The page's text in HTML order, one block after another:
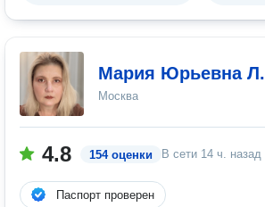
Мария Юрьевна Л.
Москва
4.8 154 оценки В сети 14 ч. назад
Паспорт проверен